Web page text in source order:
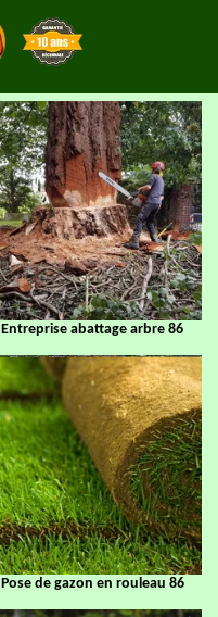
Entreprise abattage arbre 86
Pose de gazon en rouleau 86